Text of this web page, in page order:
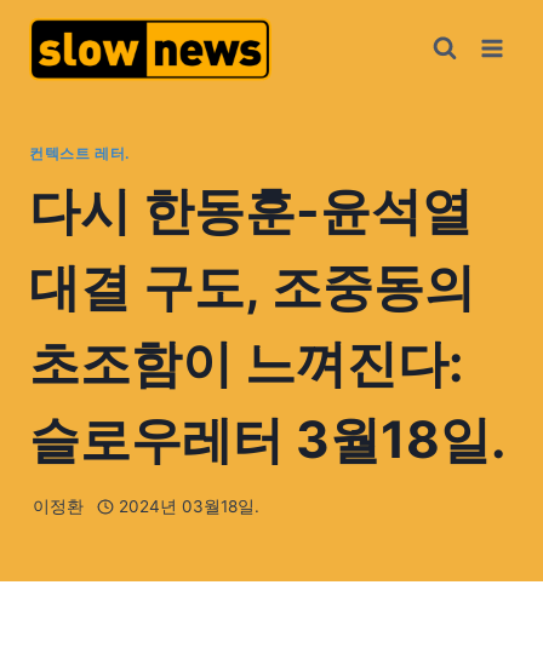
컨텍스트 레터.
다시 한동훈-윤석열
대결 구도, 조중동의
초조함이 느껴진다:
슬로우레터 3월18일.
이정환 2024년 03월18일.